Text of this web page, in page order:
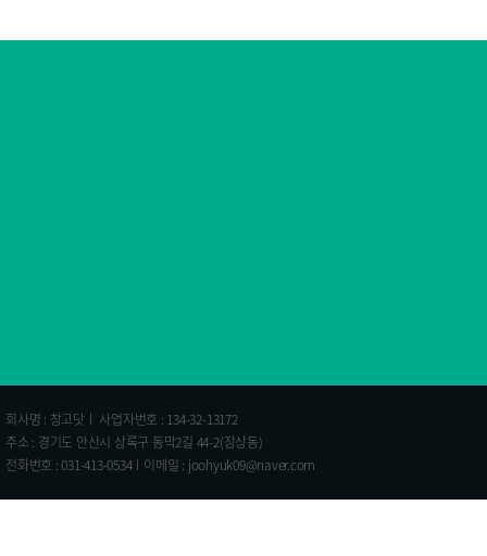
회사명 : 창고닷ㅣ 사업자번호 : 134-32-13172
주소 : 경기도 안산시 상록구 동막2길 44-2(장상동)
전화번호 : 031-413-0534ㅣ이메일 : joohyuk09@naver.com